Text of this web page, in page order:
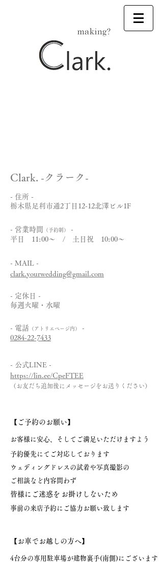
Clark. -クラーク-
- 住所 -
栃木県足利市通2丁目12-12北澤ビル1F
- 営業時間 （予約制）
-
平日 11:00～ / 土日祝 10:00～
- MAIL -
clark.yourwedding@gmail.com
- 定休日 -
毎週火曜・水曜
- 電話 （アトリエページ内）
-
0284-22-7433
- ​公式LINE -
https://lin.ee/CpeFTEE
（お友だち追加後にメッセージをお送りください）
【ご予約のお願い】
お客様に安心、そしてご満足いただけますよう
予約優先にてご対応しております
ウェディングドレスの試着や写真撮影の
ご相談など内容問わず
皆様にご迷惑を お掛けしないため
事前の来店予約にご協力お願い致します
【お車でお越しの方へ】
4台分の専用駐車場が建物裏手(南側)にございます